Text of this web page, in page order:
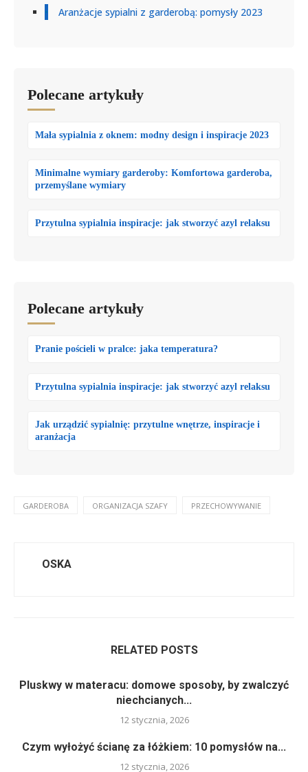
Aranżacje sypialni z garderobą: pomysły 2023
Polecane artykuły
Mała sypialnia z oknem: modny design i inspiracje 2023
Minimalne wymiary garderoby: Komfortowa garderoba,
przemyślane wymiary
Przytulna sypialnia inspiracje: jak stworzyć azyl relaksu
Polecane artykuły
Pranie pościeli w pralce: jaka temperatura?
Przytulna sypialnia inspiracje: jak stworzyć azyl relaksu
Jak urządzić sypialnię: przytulne wnętrze, inspiracje i
aranżacja
GARDEROBA ORGANIZACJA SZAFY PRZECHOWYWANIE
OSKA
RELATED POSTS
Pluskwy w materacu: domowe sposoby, by zwalczyć
niechcianych...
12 stycznia, 2026
Czym wyłożyć ścianę za łóżkiem: 10 pomysłów na...
12 stycznia, 2026